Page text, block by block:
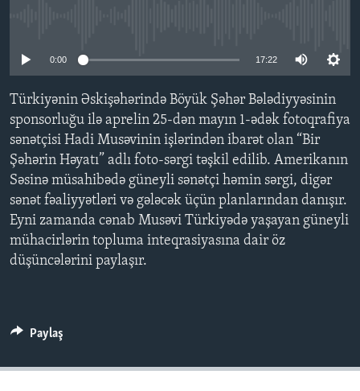
Dillər
0:00 17:22
Türkiyənin Əskişəhərində Böyük Şəhər Bələdiyyəsinin
sponsorluğu ilə aprelin 25-dən mayın 1-ədək fotoqrafiya
sənətçisi Hadi Musəvinin işlərindən ibarət olan “Bir
Şəhərin Həyatı” adlı foto-sərgi təşkil edilib. Amerikanın
Səsinə müsahibədə güneyli sənətçi həmin sərgi, digər
sənət fəaliyyətləri və gələcək üçün planlarından danışır.
Eyni zamanda cənab Musəvi Türkiyədə yaşayan güneyli
mühacirlərin topluma inteqrasiyasına dair öz
düşüncələrini paylaşır.
Paylaş